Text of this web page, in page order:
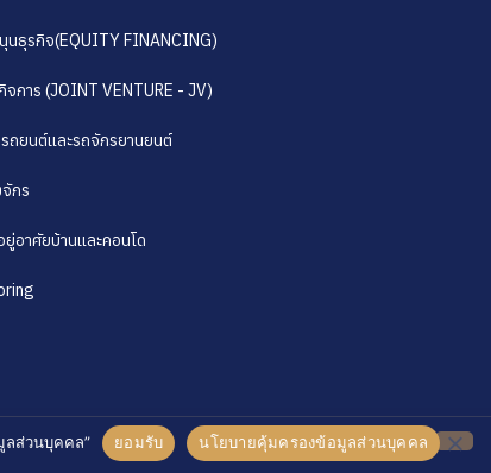
นธุรกิจ(EQUITY FINANCING)
การ (JOINT VENTURE - JV)
รถยนต์และรถจักรยานยนต์
กร
ยู่อาศัยบ้านและคอนโด
ลส่วนบุคคล” ยอมรับ นโยบายคุ้มครองข้อมูลส่วนบุคคล